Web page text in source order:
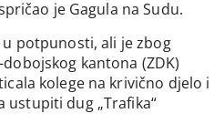
je Gagula na Sudu.
potpunosti, ali je zbog
kantona (ZDK)
kolege na krivično djelo i
ustupiti dug „Trafika“